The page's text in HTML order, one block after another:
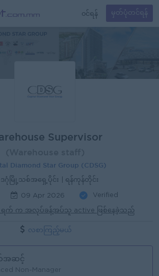
၀င်ရန် မှတ်ပုံတင်ရန်
Supervisor
Diamond Star Group (CDSG)
ဒဂုံမြို့သစ်အရှေ့ပိုင်း | ရန်ကုန်တိုင်း
09 Apr 2026 Verified
1 ရက် က အလုပ်ခန့်အပ်သူ active ဖြစ်နေခဲ့သည်
လစာကြည့်မယ်
အဆင့်
Non-Manager